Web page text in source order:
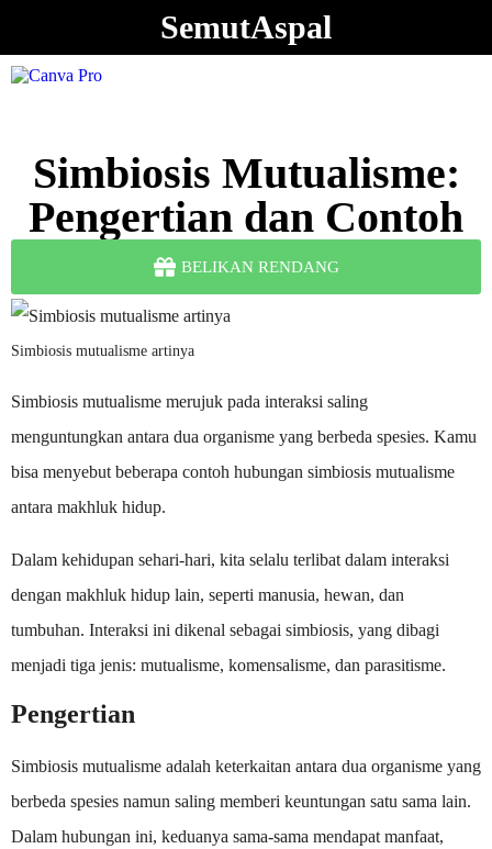
SemutAspal
Simbiosis Mutualisme:
Pengertian dan Contoh
BELIKAN RENDANG
Simbiosis mutualisme artinya
Simbiosis mutualisme merujuk pada interaksi saling
menguntungkan antara dua organisme yang berbeda spesies. Kamu
bisa menyebut beberapa contoh hubungan simbiosis mutualisme
antara makhluk hidup.
Dalam kehidupan sehari-hari, kita selalu terlibat dalam interaksi
dengan makhluk hidup lain, seperti manusia, hewan, dan
tumbuhan. Interaksi ini dikenal sebagai simbiosis, yang dibagi
menjadi tiga jenis: mutualisme, komensalisme, dan parasitisme.
Pengertian
Simbiosis mutualisme adalah keterkaitan antara dua organisme yang
berbeda spesies namun saling memberi keuntungan satu sama lain.
Dalam hubungan ini, keduanya sama-sama mendapat manfaat,